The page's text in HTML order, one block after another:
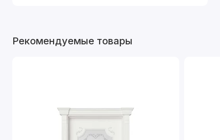
Рекомендуемые товары